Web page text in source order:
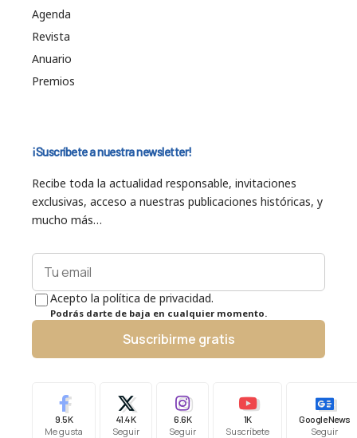
Agenda
Revista
Anuario
Premios
¡Suscríbete a nuestra newsletter!
Recibe toda la actualidad responsable, invitaciones
exclusivas, acceso a nuestras publicaciones históricas, y
mucho más…
Acepto la política de privacidad.
Podrás darte de baja en cualquier momento.
Suscribirme gratis
9.5K
Me gusta
41.4K
Seguir
6.6K
Seguir
1K
Suscríbete
Google News
Seguir